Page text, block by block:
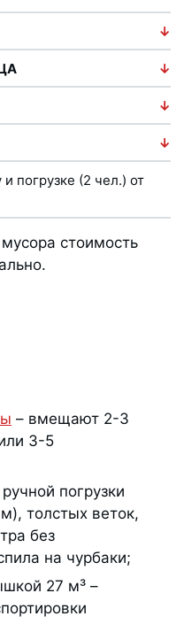
погрузке (2 чел.) от
стоимость
– вмещают 2-3
3-5
погрузки
толстых веток,
без
на чурбаки;
27 м³ –